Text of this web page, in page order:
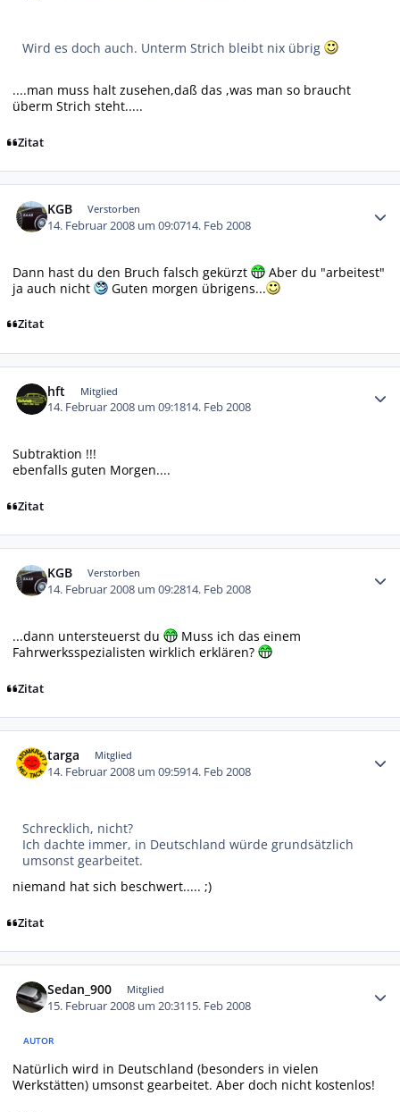
Wird es doch auch. Unterm Strich bleibt nix übrig
....man muss halt zusehen,daß das ,was man so braucht
überm Strich steht.....
Zitat
KGB Verstorben
14. Februar 2008 um 09:0714. Feb 2008
Dann hast du den Bruch falsch gekürzt
Aber du "arbeitest"
ja auch nicht
Guten morgen übrigens...
Zitat
hft Mitglied
14. Februar 2008 um 09:1814. Feb 2008
Subtraktion !!!
ebenfalls guten Morgen....
Zitat
KGB Verstorben
14. Februar 2008 um 09:2814. Feb 2008
...dann untersteuerst du
Muss ich das einem
Fahrwerksspezialisten wirklich erklären?
Zitat
targa Mitglied
14. Februar 2008 um 09:5914. Feb 2008
Schrecklich, nicht?
Ich dachte immer, in Deutschland würde grundsätzlich
umsonst gearbeitet.
niemand hat sich beschwert..... ;)
Zitat
Sedan_900 Mitglied
15. Februar 2008 um 20:3115. Feb 2008
AUTOR
Natürlich wird in Deutschland (besonders in vielen
Werkstätten) umsonst gearbeitet. Aber doch nicht kostenlos!